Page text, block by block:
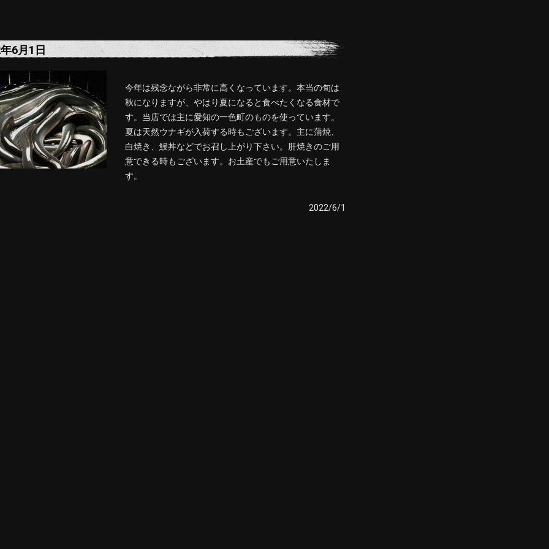
6月1日
今年は残念ながら非常に高くなっています。本当の旬は
秋になりますが、やはり夏になると食べたくなる食材で
す。当店では主に愛知の一色町のものを使っています。
夏は天然ウナギが入荷する時もございます。主に蒲焼、
白焼き、鰻丼などでお召し上がり下さい。肝焼きのご用
意できる時もございます。お土産でもご用意いたしま
す。
2022/6/1